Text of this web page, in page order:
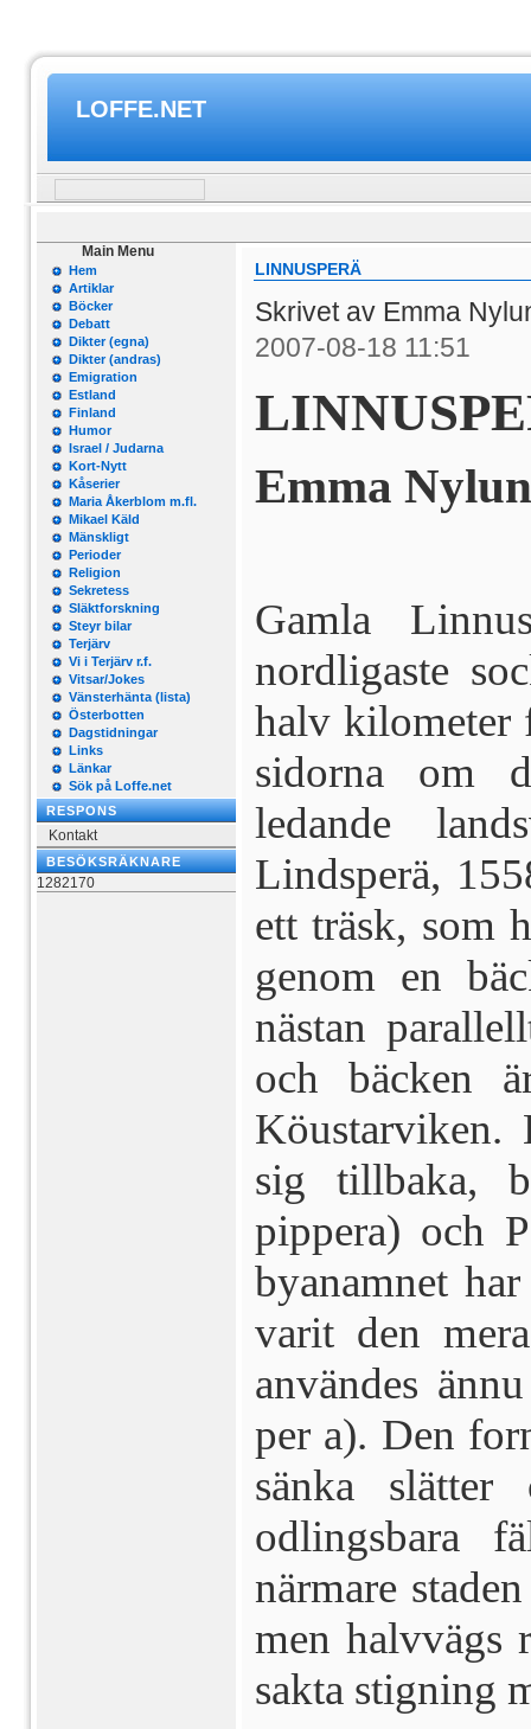
LOFFE.NET
Main Menu
Hem
Artiklar
Böcker
Debatt
Dikter (egna)
Dikter (andras)
Emigration
Estland
Finland
Humor
Israel / Judarna
Kort-Nytt
Kåserier
Maria Åkerblom m.fl.
Mikael Käld
Mänskligt
Perioder
Religion
Sekretess
Släktforskning
Steyr bilar
Terjärv
Vi i Terjärv r.f.
Vitsar/Jokes
Vänsterhänta (lista)
Österbotten
Dagstidningar
Links
Länkar
Sök på Loffe.net
RESPONS
Kontakt
BESÖKSRÄKNARE
1282170
LINNUSPERÄ
Skrivet av Emma
2007-08-18 11:51
Emma
Gamla
nordligaste
halv kilometer
sidorna om
ledande
Lindsperä,
ett träsk, som
genom en
nästan
och bäcken
Köustarviken.
sig tillbaka,
pippera) och
byanamnet
varit den
användes
per a). Den
sänka
odlingsbara
närmare
men halvvägs
sakta stig­ning